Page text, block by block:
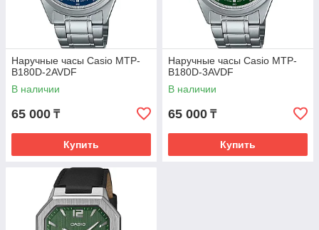
Наручные часы Casio MTP-
B180D-2AVDF
В наличии
65 000 ₸
Купить
Наручные часы Casio MTP-
B180D-3AVDF
В наличии
65 000 ₸
Купить